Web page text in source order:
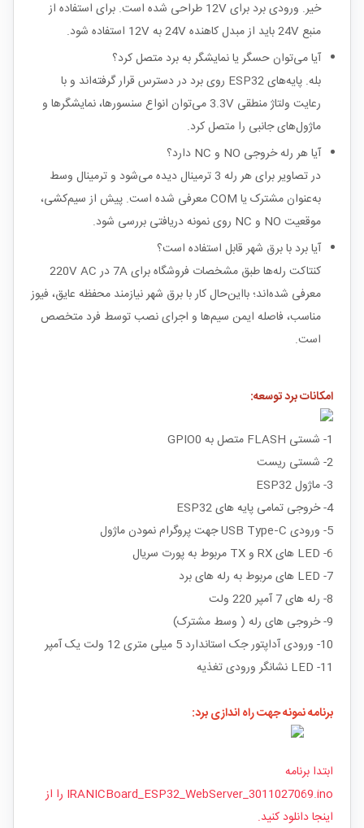
خیر. ورودی برد برای 12V طراحی شده است. برای استفاده از
منبع 24V باید از مبدل کاهنده 24V به 12V استفاده شود.
آیا می‌توان حسگر یا نمایشگر به برد متصل کرد؟
بله. پایه‌های ESP32 روی برد در دسترس قرار گرفته‌اند و با
رعایت ولتاژ منطقی 3.3V می‌توان انواع سنسورها، نمایشگرها و
ماژول‌های جانبی را متصل کرد.
آیا هر رله خروجی NO و NC دارد؟
در تصاویر برای هر رله 3 ترمینال دیده می‌شود و ترمینال وسط
به‌عنوان مشترک یا COM معرفی شده است. پیش از سیم‌کشی،
موقعیت NO و NC روی نمونه دریافتی بررسی شود.
آیا برد با برق شهر قابل استفاده است؟
کنتاکت رله‌ها طبق مشخصات فروشگاه برای 7A در 220V AC
معرفی شده‌اند؛ بااین‌حال کار با برق شهر نیازمند محفظه عایق، فیوز
مناسب، فاصله ایمن سیم‌ها و اجرای نصب توسط فرد متخصص
است.
امکانات برد توسعه:
1- شستی FLASH متصل به GPIO0
2- شستی ریست
3- ماژول ESP32
4- خروجی تمامی پایه های ESP32
5- ورودی USB Type‑C جهت پروگرام نمودن ماژول
6- LED های RX و TX مربوط به پورت سریال
7- LED های مربوط به رله های برد
8- رله های 7 آمپر 220 ولت
9- خروجی های رله ( وسط مشترک)
10- ورودی آداپتور جک استاندارد 5 میلی متری 12 ولت یک آمپر
11- LED نشانگر ورودی تغذیه
برنامه نمونه جهت راه اندازی برد:
ابتدا برنامه
IRANICBoard_ESP32_WebServer_3011027069.ino را از
اینجا دانلود کنید.